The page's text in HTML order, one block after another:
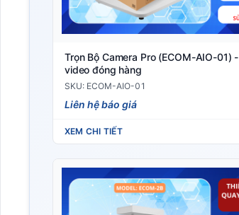
Trọn Bộ Camera Pro (ECOM-AIO-01)
video đóng hàng
SKU: ECOM-AIO-01
Liên hệ báo giá
XEM CHI TIẾT